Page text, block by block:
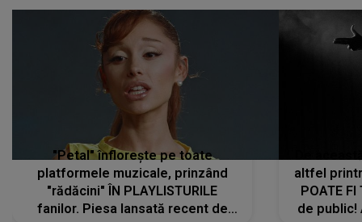
"Petal" înflorește pe toate
platformele muzicale, prinzând
"rădăcini" ÎN PLAYLISTURILE
fanilor. Piesa lansată recent de
altfel
POATE FI
de public!